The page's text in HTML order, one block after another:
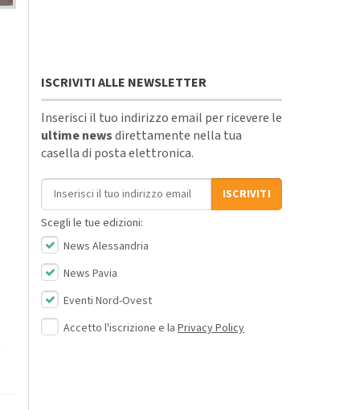
ISCRIVITI ALLE NEWSLETTER
Inserisci il tuo indirizzo email per ricevere le
ultime newsdirettamente nella tua
casella di posta elettronica.
Indirizzo email
ISCRIVITI
Scegli le tue edizioni:
News Alessandria
News Pavia
Eventi Nord-Ovest
Accetto l'iscrizione e la Privacy Policy